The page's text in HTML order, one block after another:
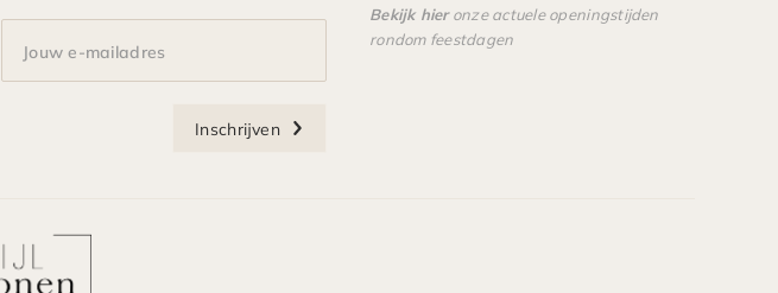
Jouw e-mailadres
Inschrijven
Bekijk hieronze actuele openingstijden
rondom feestdagen